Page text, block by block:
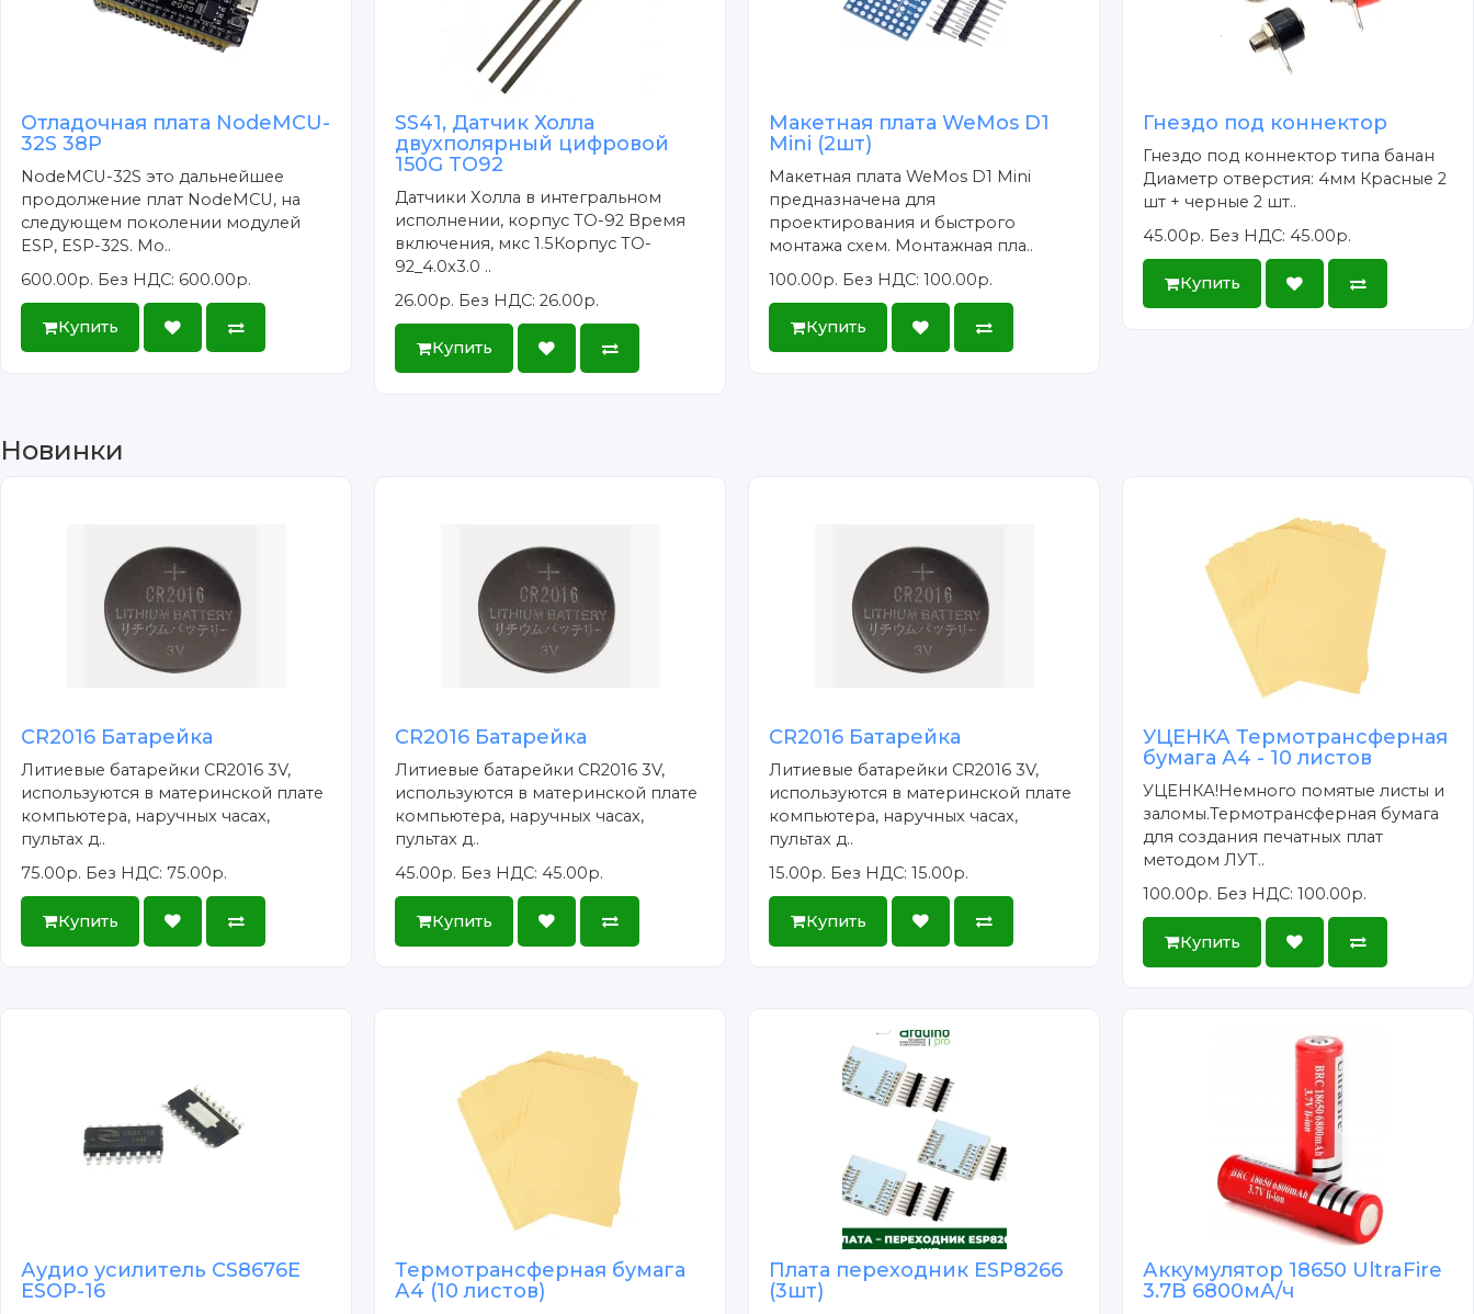
Отладочная плата NodeMCU-
32S 38P
NodeMCU-32S это дальнейшее
продолжение плат NodeMCU, на
следующем поколении модулей
ESP, ESP-32S. Мо..
600.00р. Без НДС: 600.00р.
Купить
SS41, Датчик Холла
двухполярный цифровой
150G TO92
Датчики Холла в интегральном
исполнении, корпус TO-92 Время
включения, мкс 1.5Корпус TO-
92_4.0x3.0 ..
26.00р. Без НДС: 26.00р.
Купить
Макетная плата WeMos D1
Mini (2шт)
Макетная плата WeMos D1 Mini
предназначена для
проектирования и быстрого
монтажа схем. Монтажная пла..
100.00р. Без НДС: 100.00р.
Купить
Гнездо под коннектор
Гнездо под коннектор типа банан
Диаметр отверстия: 4мм Красные 2
шт + черные 2 шт..
45.00р. Без НДС: 45.00р.
Купить
Новинки
CR2016 Батарейка
Литиевые батарейки CR2016 3V,
используются в материнской плате
компьютера, наручных часах,
пультах д..
75.00р. Без НДС: 75.00р.
Купить
CR2016 Батарейка
Литиевые батарейки CR2016 3V,
используются в материнской плате
компьютера, наручных часах,
пультах д..
45.00р. Без НДС: 45.00р.
Купить
CR2016 Батарейка
Литиевые батарейки CR2016 3V,
используются в материнской плате
компьютера, наручных часах,
пультах д..
15.00р. Без НДС: 15.00р.
Купить
УЦЕНКА Термотрансферная
бумага А4 - 10 листов
УЦЕНКА!Немного помятые листы и
заломы.Термотрансферная бумага
для создания печатных плат
методом ЛУТ..
100.00р. Без НДС: 100.00р.
Купить
Аудио усилитель CS8676E
ESOP-16
Термотрансферная бумага
А4 (10 листов)
Плата переходник ESP8266
(3шт)
Аккумулятор 18650 UltraFire
3.7В 6800мА/ч